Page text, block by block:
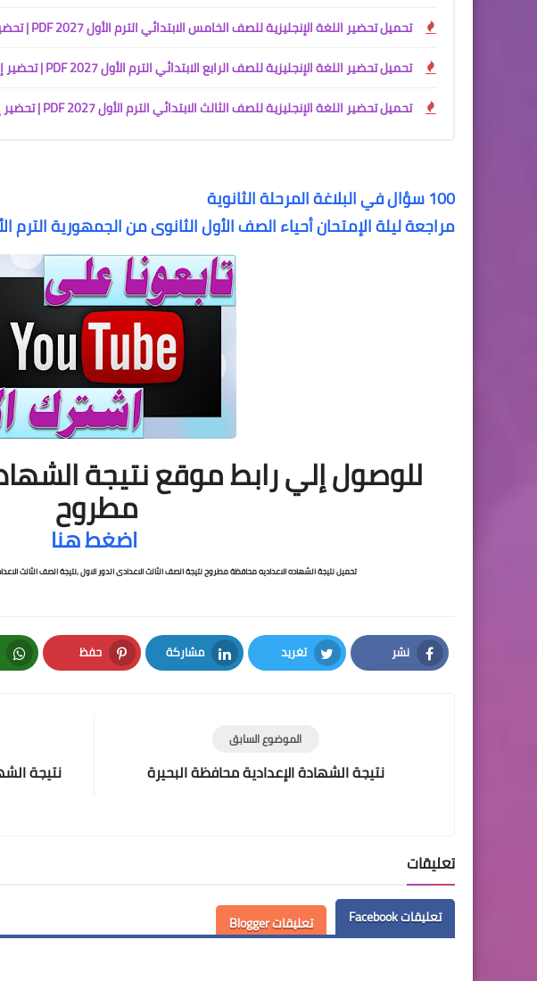
تحميل تحضير اللغة الإنجليزية للصف الخامس الابتدائي الترم الأول 2027 PDF | تحضير إلكتروني احترافي للأستاذ أحمد عبد الفتاح
تحميل تحضير اللغة الإنجليزية للصف الرابع الابتدائي الترم الأول 2027 PDF | تحضير إلكتروني احترافي
تحميل تحضير اللغة الإنجليزية للصف الثالث الابتدائي الترم الأول 2027 PDF | تحضير إلكتروني شامل للأستاذ أحمد عبد الفتاح
100 سؤال في البلاغة المرحلة الثانوية
مراجعة ليلة الإمتحان أحياء الصف الأول الثانوى من الجمهورية الترم
للوصول إلي رابط موقع نتيجة
مطروح
اضغط هنا
تحميل نتيجة الشهاده الاعداديه محافظة مطروح نتيجة الصف الثالث الاعدادى الدور الاول ,نتيجة الصف الثالث
نشر
Facebook
تغريد
Twitter
مشاركة
LinkedIn
حفظ
Pinterest
نتيجة
الموضوع السابق
نتيجة الشهادة الإعدادية محافظة البحيرة
تعليقات
تعليقات Facebook تعليقات Blogger